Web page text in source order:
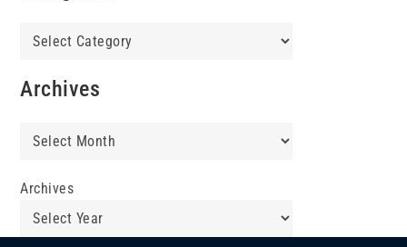
Categories
Archives
Archives
Archives